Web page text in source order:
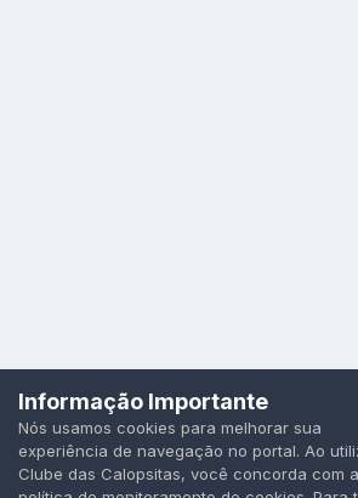
Idioma Política de Privacidade
Todos os direitos
Powered by Invision
Informação Importante
Nós usamos cookies para melhorar sua
experiência de navegação no portal. Ao
Clube das Calopsitas, você concorda com a